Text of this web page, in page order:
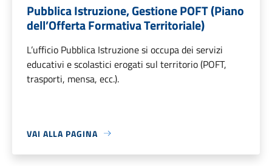
Pubblica Istruzione, Gestione POFT (Piano
dell’Offerta Formativa Territoriale)
L’ufficio Pubblica Istruzione si occupa dei servizi
educativi e scolastici erogati sul territorio (POFT,
trasporti, mensa, ecc.).
VAI ALLA PAGINA